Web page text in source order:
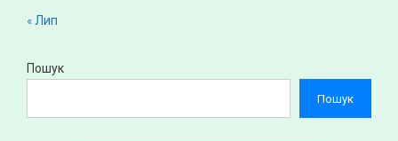
« Лип
Пошук
Пошук